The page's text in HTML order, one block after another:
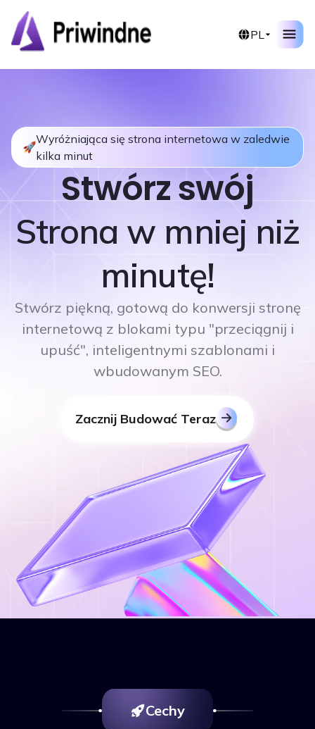
PL
Wyróżniająca się strona internetowa w zaledwie
kilka minut
Stwórz swój
Strona w mniej niż
minutę!
Stwórz piękną, gotową do konwersji stronę
internetową z blokami typu "przeciągnij i
upuść", inteligentnymi szablonami i
wbudowanym SEO.
Zacznij Budować Teraz
Cechy